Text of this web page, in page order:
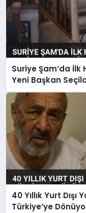
Suriye Şam’da
Yeni Başkan
40 Yıllık Yurt
Türkiye’ye